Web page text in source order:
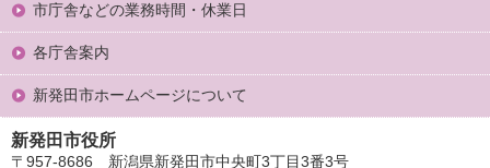
市庁舎などの業務時間・休業日
各庁舎案内
新発田市ホームページについて
新発田市役所
〒957-8686 新潟県新発田市中央町3丁目3番3号